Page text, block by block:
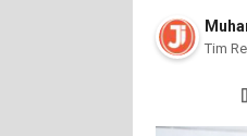
Tim